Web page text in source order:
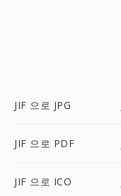
JIF 으로 JPG
JIF 으로 PDF
JIF 으로 ICO